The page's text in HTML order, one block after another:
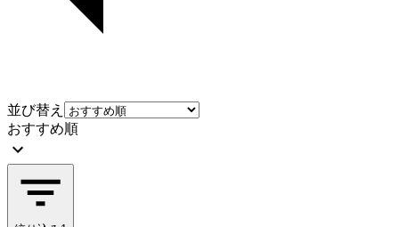
並び替え
おすすめ順